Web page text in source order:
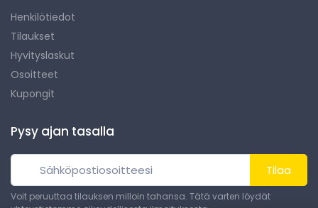
Henkilötiedot
Tilaukset
Hyvityslaskut
Osoitteet
Kupongit
Pysy ajan tasalla
Tilaa
Voit peruuttaa tilauksen milloin tahansa. Tätä varten löydät